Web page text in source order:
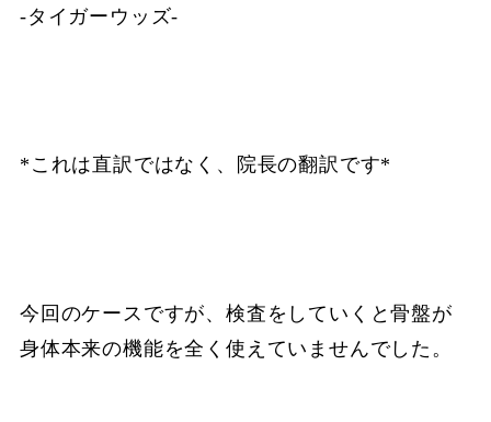
‐タイガーウッズ‐
*これは直訳ではなく、院長の翻訳です*
今回のケースですが、検査をしていくと骨盤が
身体本来の機能を全く使えていませんでした。